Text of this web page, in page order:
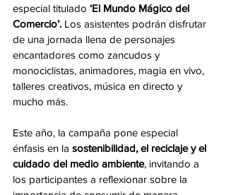
especial titulado ‘El Mundo Mágico del
Comercio’. Los asistentes podrán disfrutar
de una jornada llena de personajes
encantadores como zancudos y
monociclistas, animadores, magia en vivo,
talleres creativos, música en directo y
mucho más.
Este año, la campaña pone especial
énfasis en la sostenibilidad, el reciclaje y el
cuidado del medio ambiente, invitando a
los participantes a reflexionar sobre la